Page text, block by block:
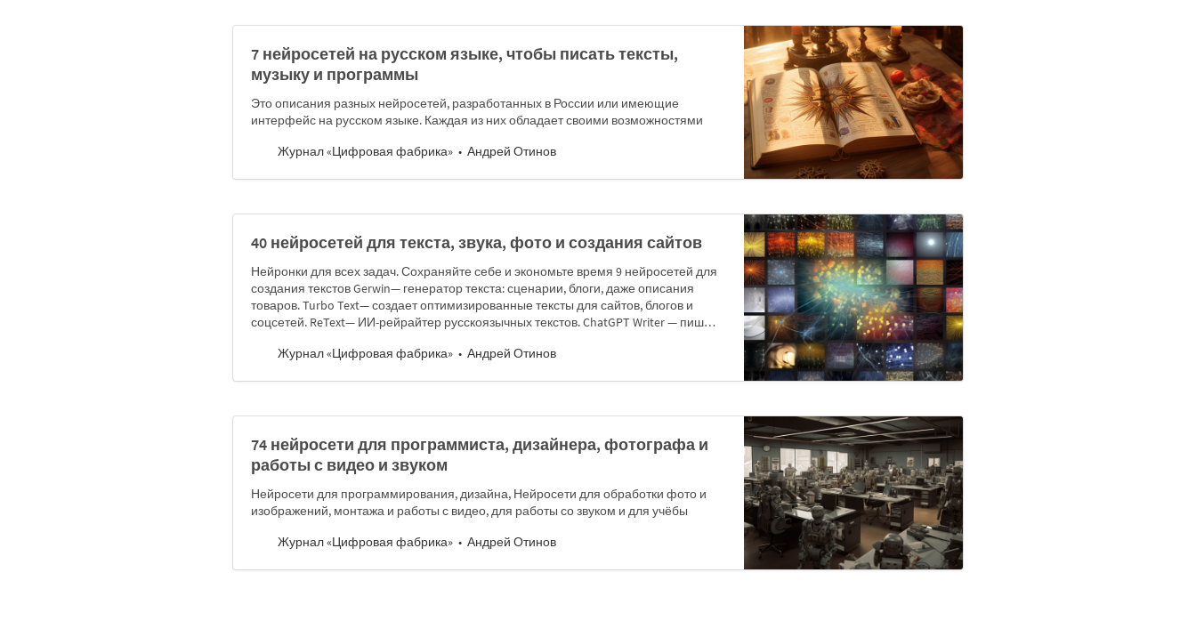
7 нейросетей на русском языке, чтобы писать тексты,
музыку и программы
Это описания разных нейросетей, разработанных в России или имеющие
интерфейс на русском языке. Каждая из них обладает своими возможностями
Журнал «Цифровая фабрика»
Андрей Отинов
40 нейросетей для текста, звука, фото и создания сайтов
Нейронки для всех задач. Сохраняйте себе и экономьте время 9 нейросетей для
создания текстов Gerwin— генератор текста: сценарии, блоги, даже описания
товаров. Turbo Text— создает оптимизированные тексты для сайтов, блогов и
соцсетей. ReText— ИИ-рейрайтер русскоязычных текстов. ChatGPT Writer — пиш…
Журнал «Цифровая фабрика»
Андрей Отинов
74 нейросети для программиста, дизайнера, фотографа и
работы с видео и звуком
Нейросети для программирования, дизайна, Нейросети для обработки фото и
изображений, монтажа и работы с видео, для работы со звуком и для учёбы
Журнал «Цифровая фабрика»
Андрей Отинов